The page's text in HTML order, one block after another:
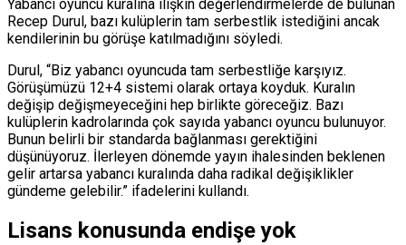
Yabancı oyuncu kuralına ilişkin değerlendirmelerde de bulunan
Recep Durul, bazı kulüplerin tam serbestlik istediğini ancak
kendilerinin bu görüşe katılmadığını söyledi.
Durul, “Biz yabancı oyuncuda tam serbestliğe karşıyız.
Görüşümüzü 12+4 sistemi olarak ortaya koyduk. Kuralın
değişip değişmeyeceğini hep birlikte göreceğiz. Bazı
kulüplerin kadrolarında çok sayıda yabancı oyuncu bulunuyor.
Bunun belirli bir standarda bağlanması gerektiğini
düşünüyoruz. İlerleyen dönemde yayın ihalesinden beklenen
gelir artarsa yabancı kuralında daha radikal değişiklikler
gündeme gelebilir.” ifadelerini kullandı.
Lisans konusunda endişe yok